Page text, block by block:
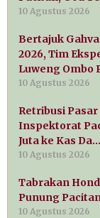
10 Agustus 2026
Bertajuk
2026, Tim
Luweng Ombo
10 Agustus 2026
Retribusi
Inspektorat
Juta ke Kas Da…
10 Agustus 2026
Tabrakan
Punung
10 Agustus 2026